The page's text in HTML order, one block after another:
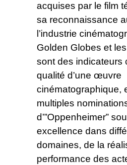
acquises par le film
sa reconnaissance
l’industrie
Golden Globes et
sont des indicateurs
qualité d’une œuvre
cinématographique,
multiples
d’”Oppenheimer”
excellence dans
domaines, de la
performance des